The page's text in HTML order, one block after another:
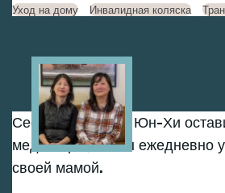
Уход на дому Инвалидная коляска
Сестры Сон-Хи и Юн-Хи
медсестры, чтобы ежедневно
своей мамой.
Image